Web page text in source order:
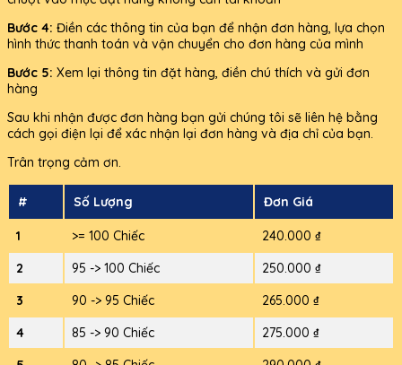
Bước 4: Điền các thông tin của bạn để nhận đơn hàng, lựa chọn
hình thức thanh toán và vận chuyển cho đơn hàng của mình
Bước 5: Xem lại thông tin đặt hàng, điền chú thích và gửi đơn
hàng
Sau khi nhận được đơn hàng bạn gửi chúng tôi sẽ liên hệ bằng
cách gọi điện lại để xác nhận lại đơn hàng và địa chỉ của bạn.
Trân trọng cảm ơn.
# Số Lượng Đơn Giá
1 >= 100 Chiếc
240.000 ₫
2
95 -> 100 Chiếc
250.000 ₫
3
90 -> 95 Chiếc
265.000 ₫
4
85 -> 90 Chiếc
275.000 ₫